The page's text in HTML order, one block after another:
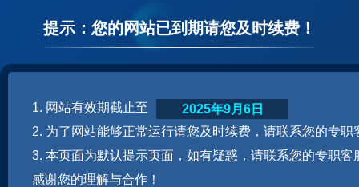
提示：您的网站已到期请您及时续费！
1. 网站有效期截止至
2. 为了网站能够正常运行请您及时续费，请联系您的专职
3. 本页面为默认提示页面，如有疑惑，请联系您的专职客
感谢您的理解与合作！
2025年9月6日